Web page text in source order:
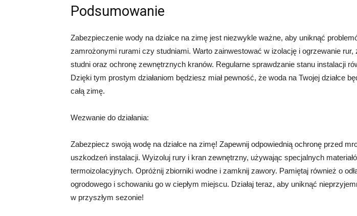
Podsumowanie
Zabezpieczenie wody na działce na zimę jest niezwykle ważne, aby uniknąć
zamrożonymi rurami czy studniami. Warto zainwestować w izolację i ogrzewanie rur,
studni oraz ochronę zewnętrznych kranów. Regularne sprawdzanie stanu instalacji
Dzięki tym prostym działaniom będziesz miał pewność, że woda na Twojej działce
całą zimę.
Wezwanie do działania:
Zabezpiecz swoją wodę na działce na zimę! Zapewnij odpowiednią ochronę przed
uszkodzeń instalacji. Wyizoluj rury i kran zewnętrzny, używając specjalnych
termoizolacyjnych. Opróżnij zbiorniki wodne i zamknij zawory. Pamiętaj również o
ogrodowego i schowaniu go w ciepłym miejscu. Działaj teraz, aby uniknąć
w przyszłym sezonie!